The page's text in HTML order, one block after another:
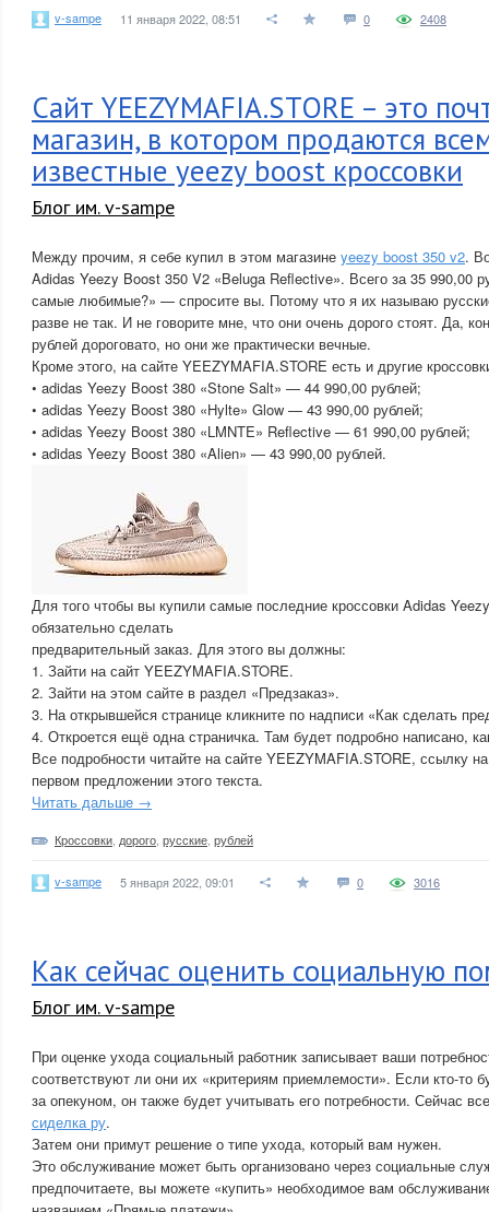
v-sampe 11 января 2022, 08:51 0 2408
Сайт YEEZYMAFIA.STORE – это
магазин, в котором продаются
известные yeezy boost кроссовки
Блог им. v-sampe
Между прочим, я себе купил в этом магазине yeezy boost 350 v2.
Adidas Yeezy Boost 350 V2 «Beluga Reflective». Всего за 35 990,00
самые любимые?» — спросите вы. Потому что я их называю
разве не так. И не говорите мне, что они очень дорого стоят. Да,
рублей дороговато, но они же практически вечные.
Кроме этого, на сайте YEEZYMAFIA.STORE есть и другие
• adidas Yeezy Boost 380 «Stone Salt» — 44 990,00 рублей;
• adidas Yeezy Boost 380 «Hylte» Glow — 43 990,00 рублей;
• adidas Yeezy Boost 380 «LMNTE» Reflective — 61 990,00 рублей;
• adidas Yeezy Boost 380 «Alien» — 43 990,00 рублей.
Для того чтобы вы купили самые последние кроссовки Adidas
обязательно сделать
предварительный заказ. Для этого вы должны:
1. Зайти на сайт YEEZYMAFIA.STORE.
2. Зайти на этом сайте в раздел «Предзаказ».
3. На открывшейся странице кликните по надписи «Как сделать
4. Откроется ещё одна страничка. Там будет подробно написано,
Все подробности читайте на сайте YEEZYMAFIA.STORE, ссылку
первом предложении этого текста.
Читать дальше →
Кроссовки дорого русские рублей
v-sampe 5 января 2022, 09:01 0 3016
Как сейчас оценить социальную
Блог им. v-sampe
При оценке ухода социальный работник записывает ваши
соответствуют ли они их «критериям приемлемости». Если кто-то
за опекуном, он также будет учитывать его потребности. Сейчас
сиделка ру.
Затем они примут решение о типе ухода, который вам нужен.
Это обслуживание может быть организовано через социальные
предпочитаете, вы можете «купить» необходимое вам